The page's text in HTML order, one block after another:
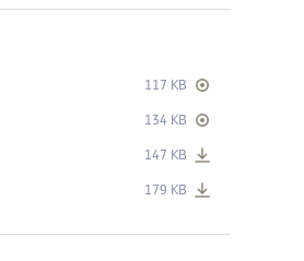
117 KB
134 KB
147 KB
179 KB